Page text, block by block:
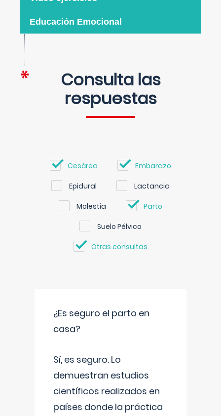
Educación Emocional
Consulta las
respuestas
Cesárea Embarazo
Epidural Lactancia
Molestia Parto
Suelo Pélvico
Otras consultas
¿Es seguro el parto en
casa?
Sí, es seguro. Lo
demuestran estudios
científicos realizados en
países donde la práctica